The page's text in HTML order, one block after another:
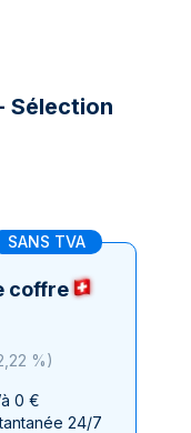
Sélection
SANS TVA
coffre
%)
0 €
24/7